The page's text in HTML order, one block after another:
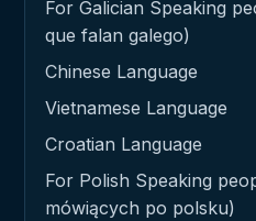
For Galician Speaking
que falan galego)
Chinese Language
Vietnamese Language
Croatian Language
For Polish Speaking
mówiących po polsku)